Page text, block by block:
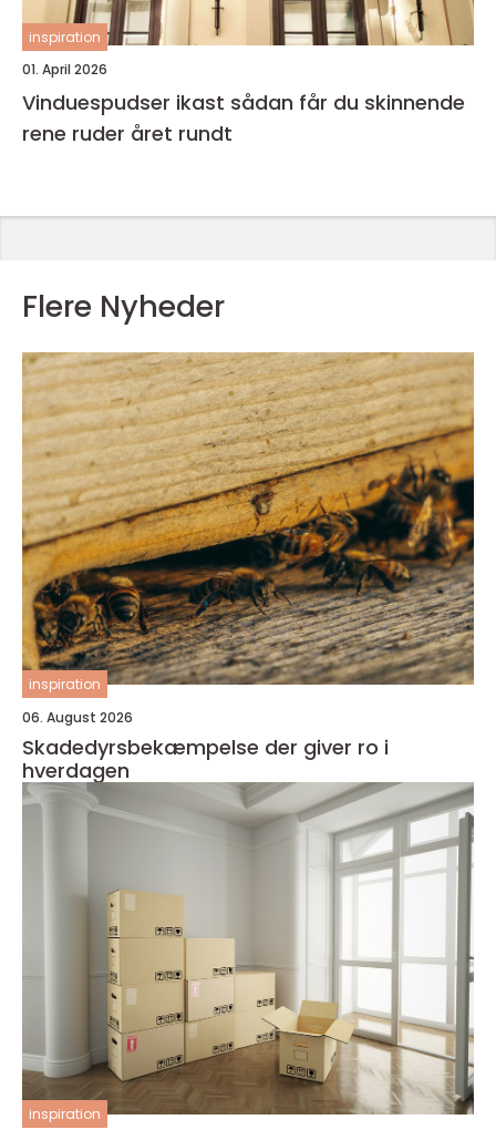
inspiration
01. April 2026
Vinduespudser ikast sådan får du skinnende
rene ruder året rundt
Flere Nyheder
inspiration
06. August 2026
Skadedyrsbekæmpelse der giver ro i
hverdagen
inspiration